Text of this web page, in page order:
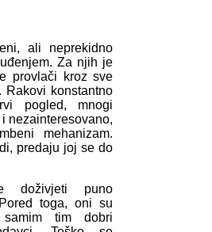
ali neprekidno
Za njih je
provlači kroz sve
Rakovi konstantno
pogled, mnogi
nezainteresovano,
mehanizam.
predaju joj se do
doživjeti puno
toga, oni su
tim dobri